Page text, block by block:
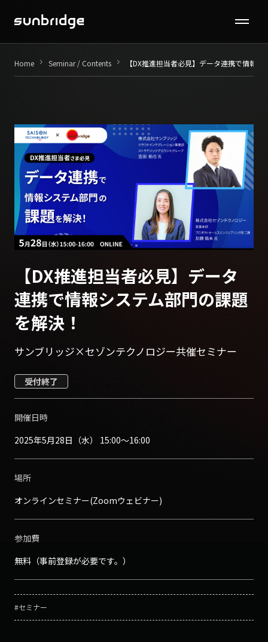
Seminar / Contents
Company
Recruit
Contact
Home keyboard_arrow_right Seminar / Contents keyboard_arrow_right 【DX推進担当者必見】データ連携で情報
【DX推進担当者必見】データ
連携で情報システム部門の課題
を解決！
サンブリッジ×セゾンテクノロジー共催セミナー
受付終了
開催日時
2025年5月28日（水） 15:00〜16:00
場所
オンラインセミナー(Zoomウェビナー)
参加費
無料（事前登録が必要です。）
#セミナー